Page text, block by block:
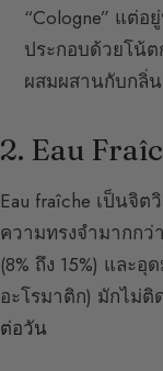
“Cologne” แต่
ประกอบด้วยโน้ต
ผสมผสานกับกลิ่
2. Eau
Eau fraîche เป็นจิ
ความทรงจำมากก
(8% ถึง 15%) และ
อะโรมาติก) มักไม่
ต่อวัน